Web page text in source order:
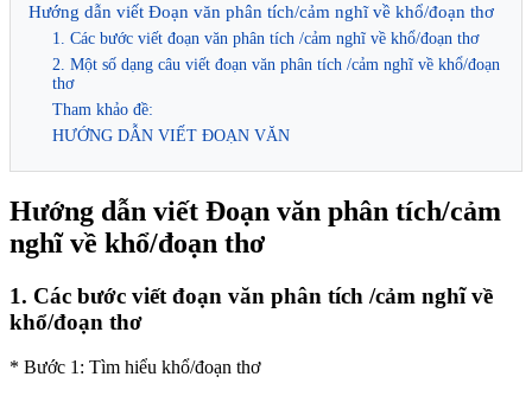
Hướng dẫn viết Đoạn văn phân tích/cảm nghĩ về khổ/đoạn thơ
1. Các bước viết đoạn văn phân tích /cảm nghĩ về khổ/đoạn thơ
2. Một số dạng câu viết đoạn văn phân tích /cảm nghĩ về khổ/đoạn
thơ
Tham khảo đề:
HƯỚNG DẪN VIẾT ĐOẠN VĂN
Hướng dẫn viết Đoạn văn phân tích/cảm
nghĩ về khổ/đoạn thơ
1. Các bước viết đoạn văn phân tích /cảm nghĩ về
khổ/đoạn thơ
* Bước 1: Tìm hiểu khổ/đoạn thơ